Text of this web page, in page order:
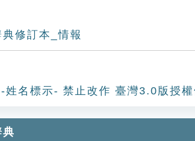
修訂本_情報
姓名標示- 禁止改作 臺灣3.0版授權